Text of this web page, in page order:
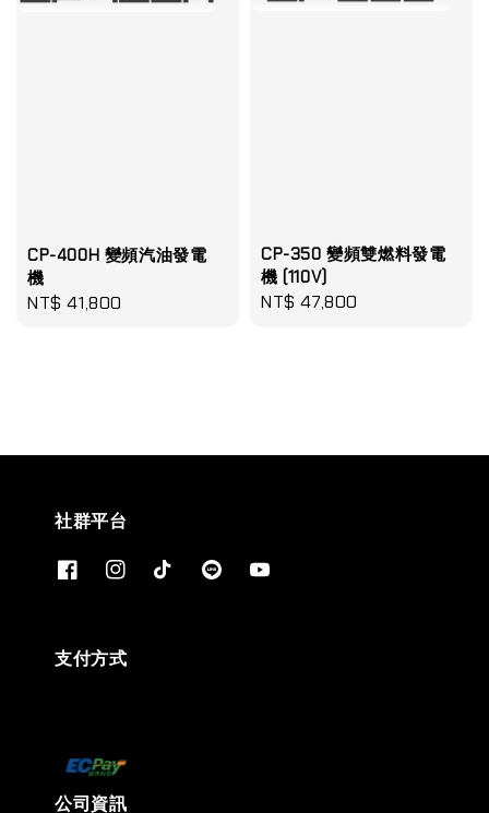
CP-400H 變頻汽油發電
機
Regular
NT$ 41,800
CP-350 變頻雙燃料發電
機 (110V)
Regular
NT$ 47,800
社群平台
支付方式
公司資訊